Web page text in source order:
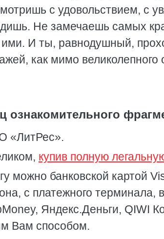
с удовольствием, с
Не замечаешь самых
И ты, равнодушный,
как мимо великолепного
ознакомительного
«ЛитРес».
купив полную
можно банковской картой
с платежного
Яндекс.Деньги, QIWI
Вам способом.